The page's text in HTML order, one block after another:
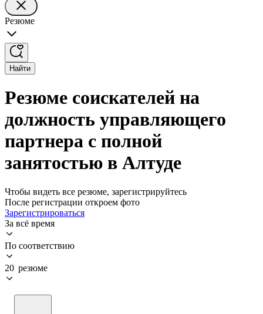
Резюме
Найти
Резюме соискателей на
должность управляющего
партнера с полной
занятостью в Алтуде
Чтобы видеть все резюме, зарегистрируйтесь
После регистрации откроем фото
Зарегистрироваться
За всё время
По соответствию
20 резюме